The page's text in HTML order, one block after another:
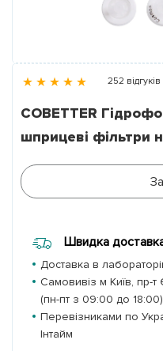
Партнери
Новини
252 відгуків
COBETTER
шприцеві фільтри
Швидка
Доставка в
Самовивіз м Київ, пр-
(пн-пт з 09:00 до 18:00)
Перевізниками по
Інтайм